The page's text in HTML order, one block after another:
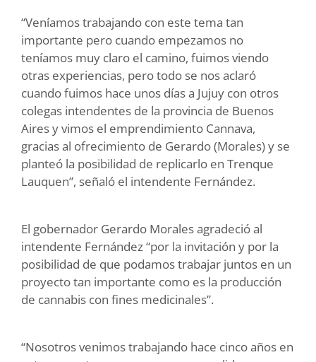
“Veníamos trabajando con este tema tan
importante pero cuando empezamos no
teníamos muy claro el camino, fuimos viendo
otras experiencias, pero todo se nos aclaró
cuando fuimos hace unos días a Jujuy con otros
colegas intendentes de la provincia de Buenos
Aires y vimos el emprendimiento Cannava,
gracias al ofrecimiento de Gerardo (Morales) y se
planteó la posibilidad de replicarlo en Trenque
Lauquen”, señaló el intendente Fernández.
El gobernador Gerardo Morales agradeció al
intendente Fernández “por la invitación y por la
posibilidad de que podamos trabajar juntos en un
proyecto tan importante como es la producción
de cannabis con fines medicinales”.
“Nosotros venimos trabajando hace cinco años en